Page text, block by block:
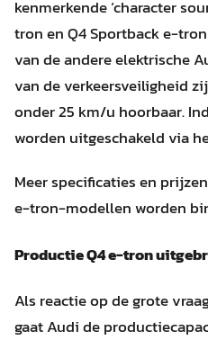
kenmerkende ‘character
tron en Q4 Sportback e-
van de andere elektrische
van de verkeersveiligheid
onder 25 km/u hoorbaar.
worden uitgeschakeld via
Meer specificaties en
e-tron-modellen worden
Productie Q4 e-tron
Als reactie op de grote
gaat Audi de